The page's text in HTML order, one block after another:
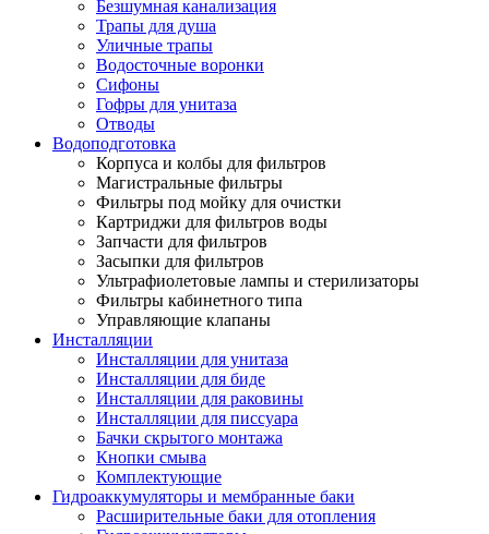
Безшумная канализация
Трапы для душа
Уличные трапы
Водосточные воронки
Сифоны
Гофры для унитаза
Отводы
Водоподготовка
Корпуса и колбы для фильтров
Магистральные фильтры
Фильтры под мойку для очистки
Картриджи для фильтров воды
Запчасти для фильтров
Засыпки для фильтров
Ультрафиолетовые лампы и стерилизаторы
Фильтры кабинетного типа
Управляющие клапаны
Инсталляции
Инсталляции для унитаза
Инсталляции для биде
Инсталляции для раковины
Инсталляции для писсуара
Бачки скрытого монтажа
Кнопки смыва
Комплектующие
Гидроаккумуляторы и мембранные баки
Расширительные баки для отопления